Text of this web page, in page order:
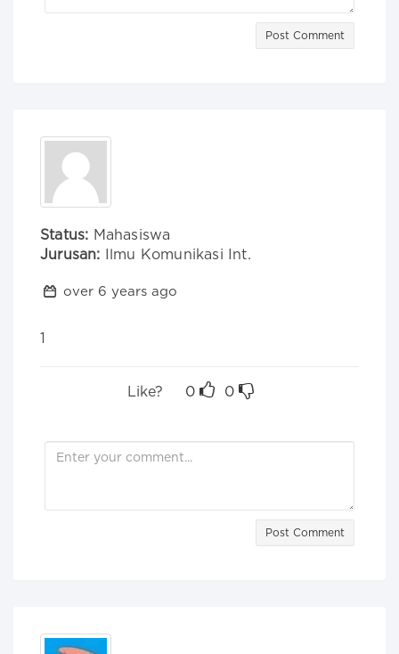
Post Comment
Status: Mahasiswa
Jurusan: Ilmu Komunikasi Int.
over 6 years ago
1
Like? 0 0
Post Comment